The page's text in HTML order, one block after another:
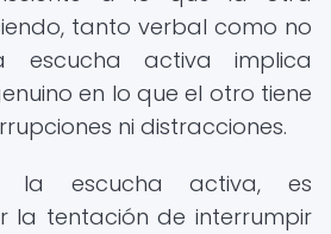
tanto verbal como no
escucha activa implica
en lo que el otro tiene
ni distracciones.
la escucha activa, es
la tentación de interrumpir